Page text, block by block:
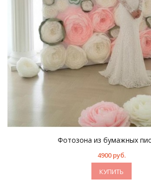
Фотозона из бумажных
4900 руб.
КУПИТЬ